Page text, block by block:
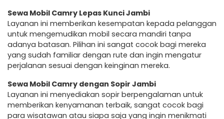
Sewa Mobil Camry Lepas Kunci Jambi
Layanan ini memberikan kesempatan kepada pelanggan
untuk mengemudikan mobil secara mandiri tanpa
adanya batasan. Pilihan ini sangat cocok bagi mereka
yang sudah familiar dengan rute dan ingin mengatur
perjalanan sesuai dengan keinginan mereka.
Sewa Mobil Camry dengan Sopir Jambi
Layanan ini menyediakan sopir berpengalaman untuk
memberikan kenyamanan terbaik, sangat cocok bagi
para wisatawan atau siapa saja yang ingin menikmati